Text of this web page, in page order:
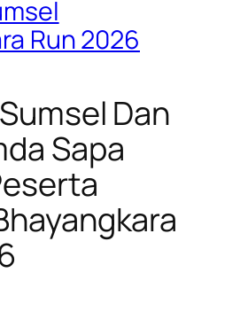
Run 2026
Dan
Sapa